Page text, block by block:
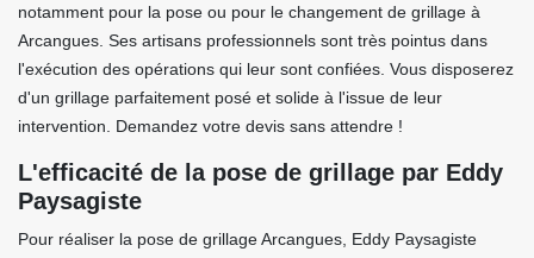
notamment pour la pose ou pour le changement de grillage à
Arcangues. Ses artisans professionnels sont très pointus dans
l'exécution des opérations qui leur sont confiées. Vous disposerez
d'un grillage parfaitement posé et solide à l'issue de leur
intervention. Demandez votre devis sans attendre !
L'efficacité de la pose de grillage par Eddy
Paysagiste
Pour réaliser la pose de grillage Arcangues, Eddy Paysagiste